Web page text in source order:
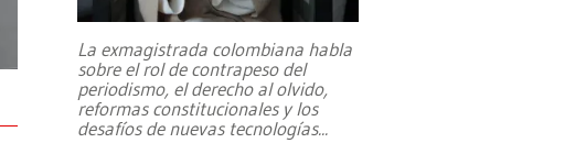
La exmagistrada colombiana habla
sobre el rol de contrapeso del
periodismo, el derecho al olvido,
reformas constitucionales y los
desafíos de nuevas tecnologías...